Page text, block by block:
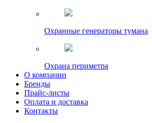
Охранные генераторы тумана
Охрана периметра
О компании
Бренды
Прайс-листы
Оплата и доставка
Контакты